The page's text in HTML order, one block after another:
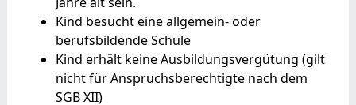
Kind besucht eine allgemein- oder
berufsbildende Schule
Kind erhält keine Ausbildungsvergütung (gilt
nicht für Anspruchsberechtigte nach dem
SGB XII)